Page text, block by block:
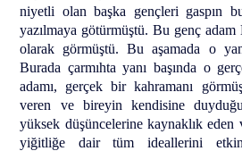
niyetli olan başka gençleri gaspın
yazılmaya götürmüştü. Bu genç adam
olarak görmüştü. Bu aşamada o
Burada çarmıhta yanı başında o
adamı, gerçek bir kahramanı
veren ve bireyin kendisine
yüksek düşüncelerine kaynaklık eden
yiğitliğe dair tüm ideallerini